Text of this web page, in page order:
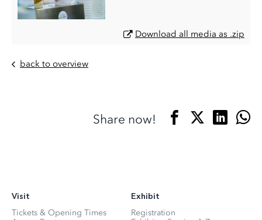
Download all media as .zip
back to overview
Share now!
Visit
Tickets & Opening Times
Exhibit
Registration